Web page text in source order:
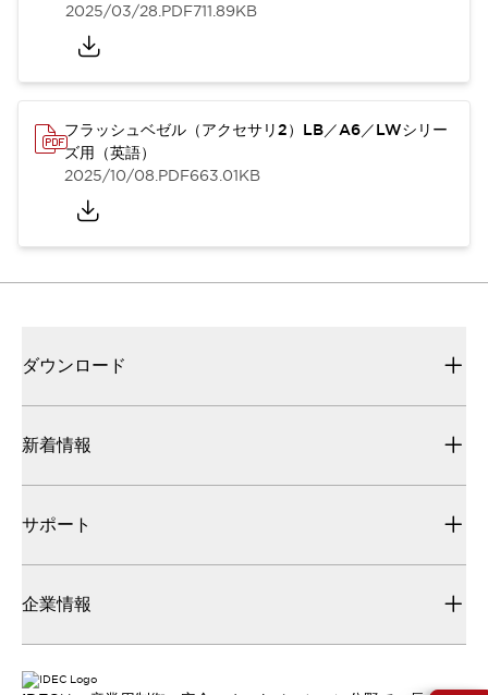
2025/03/28.PDF711.89KB
フラッシュベゼル（アクセサリ2）LB／A6／LWシリー
ズ用（英語）
2025/10/08.PDF663.01KB
ダウンロード
新着情報
サポート
企業情報